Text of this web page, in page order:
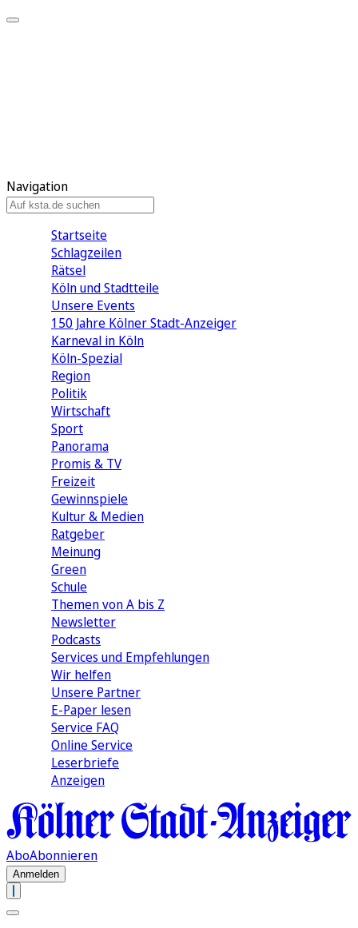
Navigation
Startseite
Schlagzeilen
Rätsel
Köln und Stadtteile
Unsere Events
150 Jahre Kölner Stadt-Anzeiger
Karneval in Köln
Köln-Spezial
Region
Politik
Wirtschaft
Sport
Panorama
Promis & TV
Freizeit
Gewinnspiele
Kultur & Medien
Ratgeber
Meinung
Green
Schule
Themen von A bis Z
Newsletter
Podcasts
Services und Empfehlungen
Wir helfen
Unsere Partner
E-Paper lesen
Service FAQ
Online Service
Leserbriefe
Anzeigen
AboAbonnieren
Anmelden